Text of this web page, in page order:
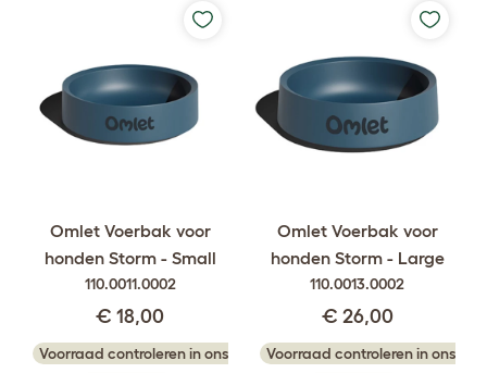
Omlet Voerbak voor
honden Storm - Small
110.0011.0002
€ 18,00
Voorraad controleren in ons
Omlet Voerbak voor
honden Storm - Large
110.0013.0002
€ 26,00
Voorraad controleren in ons